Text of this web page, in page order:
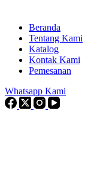
Beranda
Tentang Kami
Katalog
Kontak Kami
Pemesanan
Whatsapp Kami